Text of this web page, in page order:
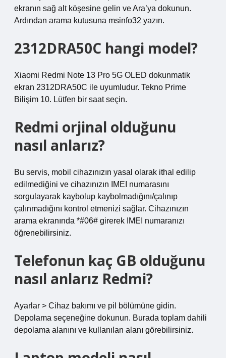
ekranın sağ alt köşesine gelin ve Ara’ya dokunun.
Ardından arama kutusuna msinfo32 yazın.
2312DRA50C hangi model?
Xiaomi Redmi Note 13 Pro 5G OLED dokunmatik
ekran 2312DRA50C ile uyumludur. Tekno Prime
Bilişim 10. Lütfen bir saat seçin.
Redmi orjinal olduğunu
nasıl anlarız?
Bu servis, mobil cihazınızın yasal olarak ithal edilip
edilmediğini ve cihazınızın IMEI numarasını
sorgulayarak kaybolup kaybolmadığını/çalınıp
çalınmadığını kontrol etmenizi sağlar. Cihazınızın
arama ekranında *#06# girerek IMEI numaranızı
öğrenebilirsiniz.
Telefonun kaç GB olduğunu
nasıl anlarız Redmi?
Ayarlar > Cihaz bakımı ve pil bölümüne gidin.
Depolama seçeneğine dokunun. Burada toplam dahili
depolama alanını ve kullanılan alanı görebilirsiniz.